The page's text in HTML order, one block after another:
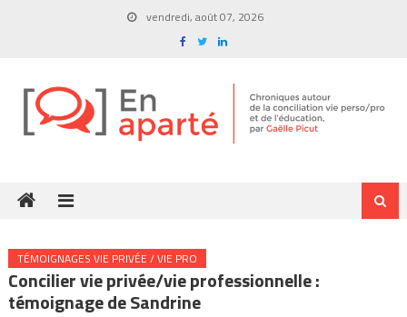
vendredi, août 07, 2026
TÉMOIGNAGES VIE PRIVÉE / VIE PRO
Concilier vie privée/vie professionnelle :
témoignage de Sandrine